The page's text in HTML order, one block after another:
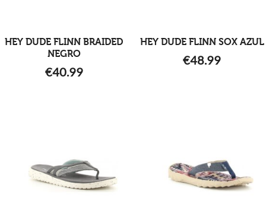
HEY DUDE FLINN BRAIDED
NEGRO
€40.99
HEY DUDE FLINN SOX AZUL
€48.99